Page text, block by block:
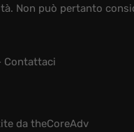
Non può pertanto
Contattaci
da theCoreAdv